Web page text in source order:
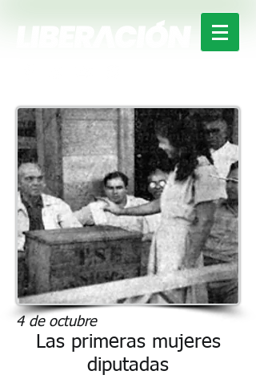
4 de octubre
Las primeras mujeres
diputadas